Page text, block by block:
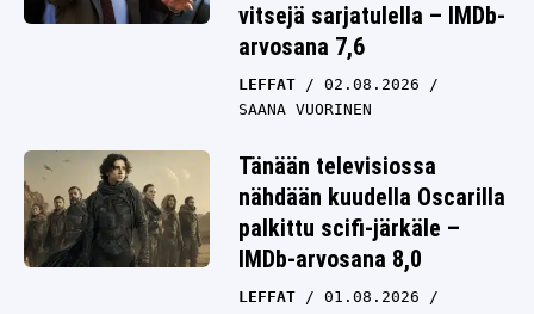
vitsejä sarjatulella – IMDb-
arvosana 7,6
LEFFAT
02.08.2026
SAANA VUORINEN
Tänään televisiossa
nähdään kuudella Oscarilla
palkittu scifi-järkäle –
IMDb-arvosana 8,0
LEFFAT
01.08.2026